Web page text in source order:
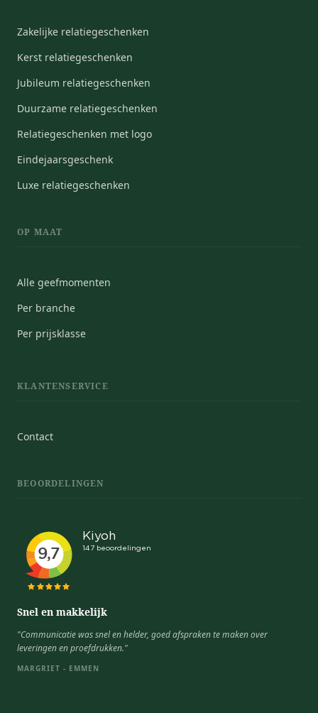
Zakelijke relatiegeschenken
Kerst relatiegeschenken
Jubileum relatiegeschenken
Duurzame relatiegeschenken
Relatiegeschenken met logo
Eindejaarsgeschenk
Luxe relatiegeschenken
OP MAAT
Alle geefmomenten
Per branche
Per prijsklasse
KLANTENSERVICE
Contact
BEOORDELINGEN
Snel en makkelijk
"Communicatie was snel en helder, goed afspraken te maken over
leveringen en proefdrukken."
MARGRIET - EMMEN